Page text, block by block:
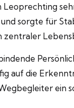
sorgte für
zentraler
auf die
ein